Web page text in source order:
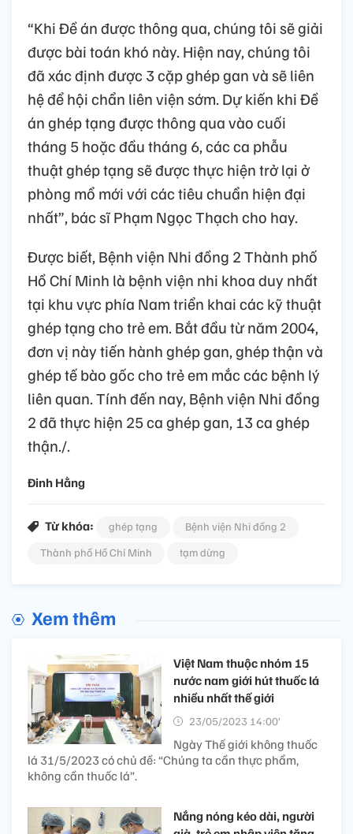
“Khi Đề án được thông qua, chúng tôi sẽ giải
được bài toán khó này. Hiện nay, chúng tôi
đã xác định được 3 cặp ghép gan và sẽ liên
hệ để hội chẩn liên viện sớm. Dự kiến khi Đề
án ghép tạng được thông qua vào cuối
tháng 5 hoặc đầu tháng 6, các ca phẫu
thuật ghép tạng sẽ được thực hiện trở lại ở
phòng mổ mới với các tiêu chuẩn hiện đại
nhất”, bác sĩ Phạm Ngọc Thạch cho hay.
Được biết, Bệnh viện Nhi đồng 2 Thành phố
Hồ Chí Minh là bệnh viện nhi khoa duy nhất
tại khu vực phía Nam triển khai các kỹ thuật
ghép tạng cho trẻ em. Bắt đầu từ năm 2004,
đơn vị này tiến hành ghép gan, ghép thận và
ghép tế bào gốc cho trẻ em mắc các bệnh lý
liên quan. Tính đến nay, Bệnh viện Nhi đồng
2 đã thực hiện 25 ca ghép gan, 13 ca ghép
thận./.
Đinh Hằng
Từ khóa: ghép tạng
Bệnh viện Nhi đồng 2
Thành phố Hồ Chí Minh
tạm dừng
Xem thêm
Việt Nam thuộc nhóm 15
nước nam giới hút thuốc lá
nhiều nhất thế giới
23/05/2023 14:00’
Ngày Thế giới không thuốc
lá 31/5/2023 có chủ đề: “Chúng ta cần thực phẩm,
không cần thuốc lá”.
Nắng nóng kéo dài, người